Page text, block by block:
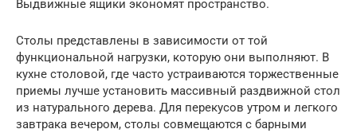
Выдвижные ящики экономят пространство.
Столы представлены в зависимости от той
функциональной нагрузки, которую они выполняют. В
кухне столовой, где часто устраиваются торжественные
приемы лучше установить массивный раздвижной стол
из натурального дерева. Для перекусов утром и легкого
завтрака вечером, столы совмещаются с барными